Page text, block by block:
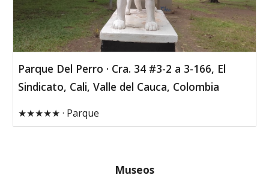
Parque Del Perro · Cra. 34 #3-2 a 3-166, El
Sindicato, Cali, Valle del Cauca, Colombia
★★★★★ · Parque
Museos